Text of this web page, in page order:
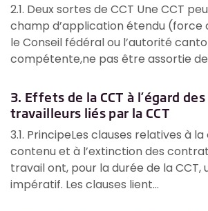
2.1. Deux sortes de CCT Une CCT
champ d’application étendu
le Conseil fédéral ou l’autorité
compétente,ne pas être assortie
3. Effets de la CCT à l’égard
travailleurs liés par la CCT
3.1. PrincipeLes clauses relatives à
contenu et à l’extinction des
travail ont, pour la durée de la
impératif. Les clauses lient...